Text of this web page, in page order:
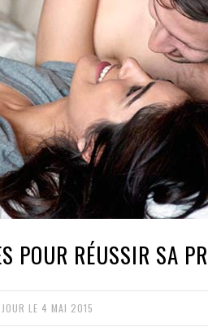
POUR RÉUSSIR SA
LE 4 MAI 2015